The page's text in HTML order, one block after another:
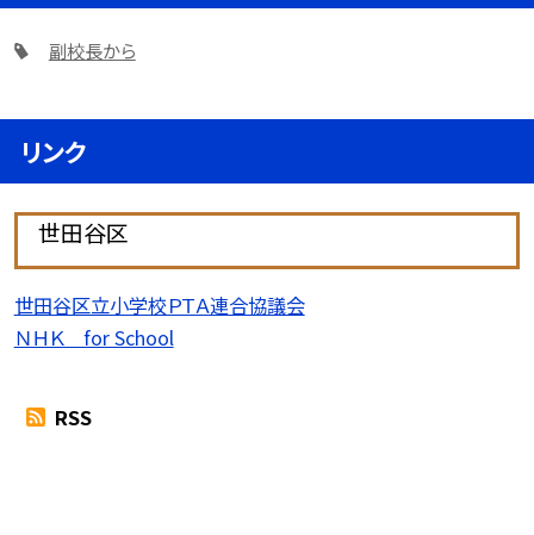
副校長から
リンク
世田谷区
世田谷区立小学校ＰＴＡ連合協議会
ＮＨＫ for School
RSS